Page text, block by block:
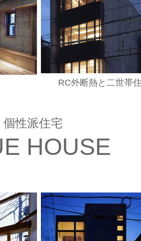
RC外断熱と二世帯
個性派住宅
HOUSE